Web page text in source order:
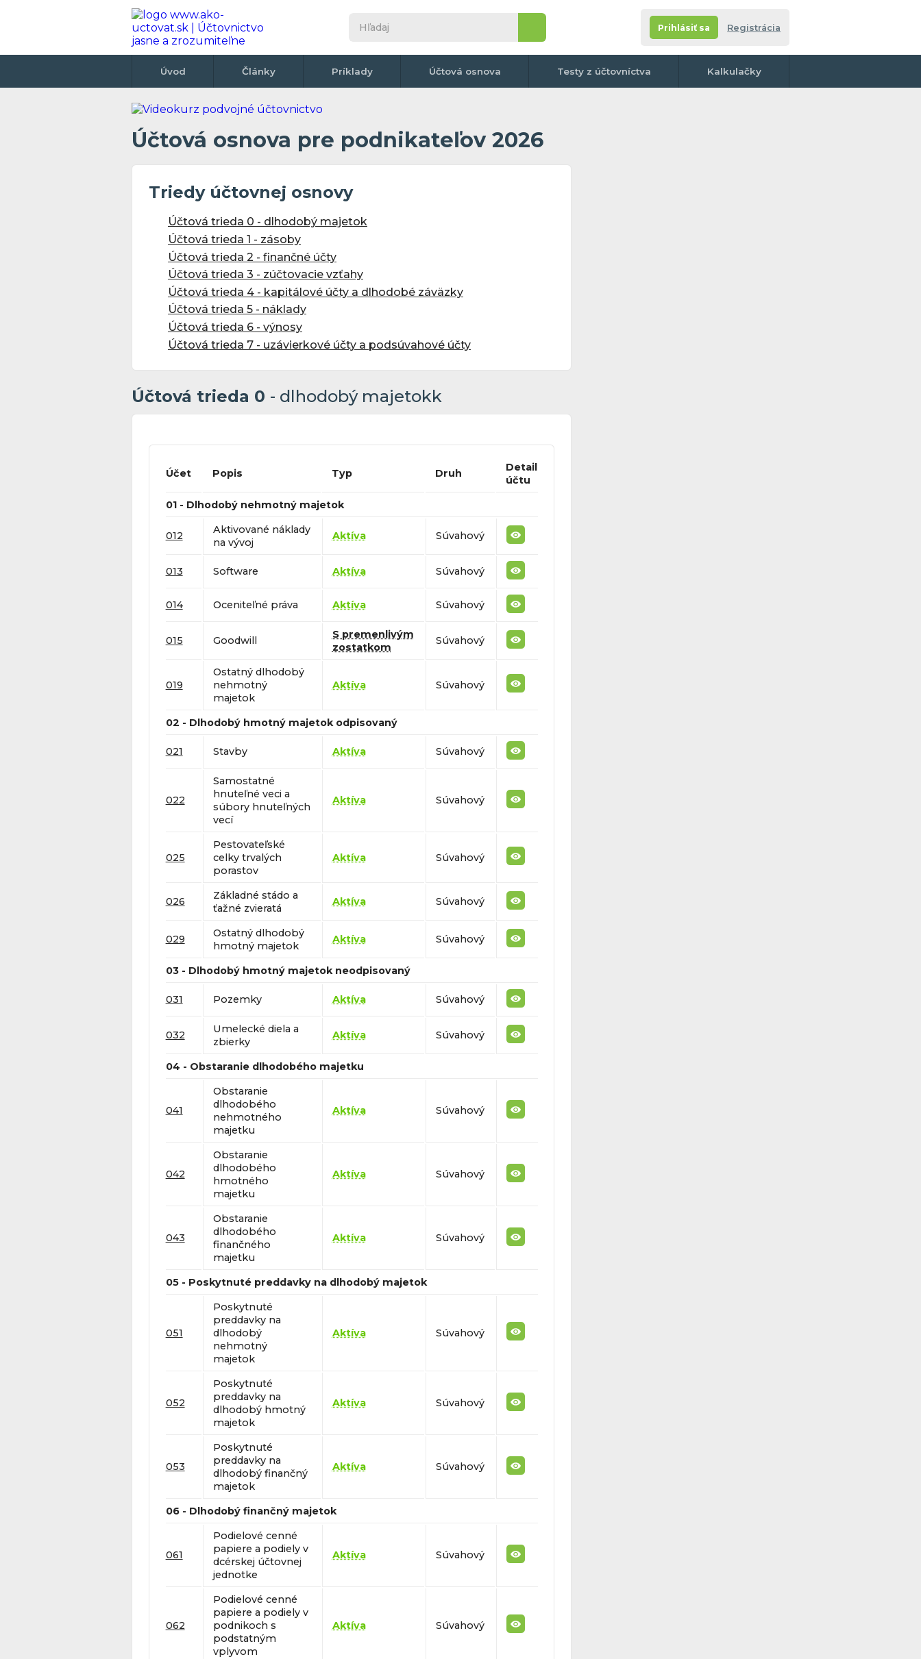
Prihlásiť sa Registrácia
Úvod Články Príklady Účtová osnova Testy z účtovníctva Kalkulačky
Účtová osnova pre podnikateľov 2026
Triedy účtovnej osnovy
Účtová trieda 0 - dlhodobý majetok
Účtová trieda 1 - zásoby
Účtová trieda 2 - finančné účty
Účtová trieda 3 - zúčtovacie vzťahy
Účtová trieda 4 - kapitálové účty a dlhodobé záväzky
Účtová trieda 5 - náklady
Účtová trieda 6 - výnosy
Účtová trieda 7 - uzávierkové účty a podsúvahové účty
Účtová trieda 0 - dlhodobý majetokk
Účet Popis Typ Druh
Detail
účtu
01 - Dlhodobý nehmotný majetok
012
Aktivované náklady
na vývoj
Aktíva Súvahový
013 Software Aktíva Súvahový
014 Oceniteľné práva Aktíva Súvahový
015 Goodwill
S premenlivým
zostatkom
Súvahový
019
Ostatný dlhodobý
nehmotný
majetok
Aktíva Súvahový
02 - Dlhodobý hmotný majetok odpisovaný
021 Stavby Aktíva Súvahový
022
Samostatné
hnuteľné veci a
súbory hnuteľných
vecí
Aktíva Súvahový
025
Pestovateľské
celky trvalých
porastov
Aktíva Súvahový
026
Základné stádo a
ťažné zvieratá
Aktíva Súvahový
029
Ostatný dlhodobý
hmotný majetok
Aktíva Súvahový
03 - Dlhodobý hmotný majetok neodpisovaný
031 Pozemky Aktíva Súvahový
032
Umelecké diela a
zbierky
Aktíva Súvahový
04 - Obstaranie dlhodobého majetku
041
Obstaranie
dlhodobého
nehmotného
majetku
Aktíva Súvahový
042
Obstaranie
dlhodobého
hmotného
majetku
Aktíva Súvahový
043
Obstaranie
dlhodobého
finančného
majetku
Aktíva Súvahový
05 - Poskytnuté preddavky na dlhodobý majetok
051
Poskytnuté
preddavky na
dlhodobý
nehmotný
majetok
Aktíva Súvahový
052
Poskytnuté
preddavky na
dlhodobý hmotný
majetok
Aktíva Súvahový
053
Poskytnuté
preddavky na
dlhodobý finančný
majetok
Aktíva Súvahový
06 - Dlhodobý finančný majetok
061
Podielové cenné
papiere a podiely v
dcérskej účtovnej
jednotke
Aktíva Súvahový
062
Podielové cenné
papiere a podiely v
podnikoch s
podstatným
vplyvom
Aktíva Súvahový